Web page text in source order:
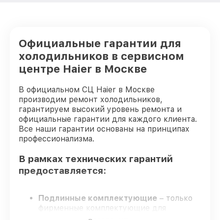
Официальные гарантии для
холодильников в сервисном
центре Haier в Москве
В официальном СЦ Haier в Москве
производим ремонт холодильников,
гарантируем высокий уровень ремонта и
официальные гарантии для каждого клиента.
Все наши гарантии основаны на принципах
профессионализма.
В рамках технических гарантий
предоставляется:
Подлинные комплектующие – только
фирменные комплектующие для
восстановления холодильников.